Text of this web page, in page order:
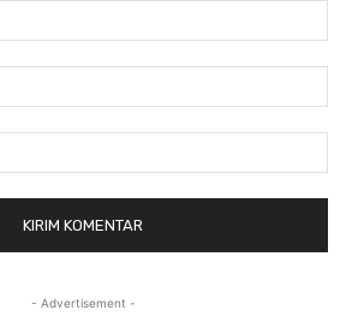
- Advertisement -